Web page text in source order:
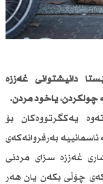
دانیشتوانی غەززە
چۆڵكردن، یاخود مردن.
یەكگرتووەكان بۆ
بەرفروانەكەی
غەززە سزای مردنی
چۆڵی بكەن یان هەر